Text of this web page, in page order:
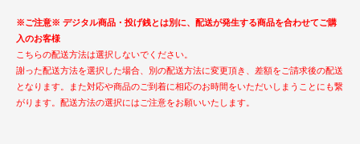
※ご注意※ デジタル商品・投げ銭とは別に、配送が発生する商品を合わせてご購
入のお客様
こちらの配送方法は選択しないでください。
謝った配送方法を選択した場合、別の配送方法に変更頂き、差額をご請求後の配送
となります。また対応や商品のご到着に相応のお時間をいただいしまうことにも繋
がります。配送方法の選択にはご注意をお願いいたします。